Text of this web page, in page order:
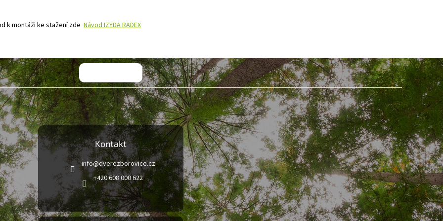
k montáži ke stažení zde Návod IZYDA RADEX
Kontakt
info@dverezborovice.cz
+420 608 000 622